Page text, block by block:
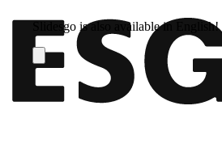
Slidesgo is also available in English!